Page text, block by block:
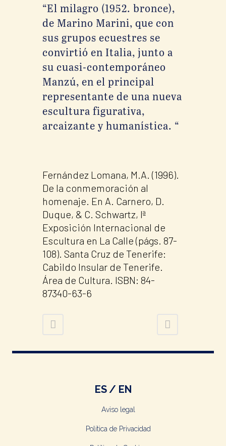
“El milagro (1952. bronce),
de Marino Marini, que con
sus grupos ecuestres se
convirtió en Italia, junto a
su cuasi-contemporáneo
Manzú, en el principal
representante de una nueva
escultura figurativa,
arcaizante y humanística. “
Fernández Lomana, M.A. (1996).
De la conmemoración al
homenaje. En A. Carnero, D.
Duque, & C. Schwartz, Iª
Exposición Internacional de
Escultura en La Calle (págs. 87-
108). Santa Cruz de Tenerife:
Cabildo Insular de Tenerife.
Área de Cultura. ISBN: 84-
87340-63-6
ES EN
Aviso legal
Política de Privacidad